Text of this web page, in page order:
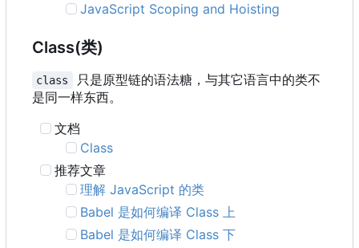
JavaScript Scoping and Hoisting
Class(类)
class
只是原型链的语法糖，与其它语言中的类不
是同一样东西。
文档
Class
推荐文章
理解 JavaScript 的类
Babel 是如何编译 Class 上
Babel 是如何编译 Class 下